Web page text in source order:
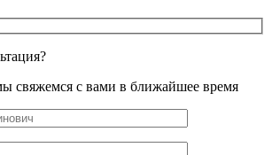
свяжемся с вами в ближайшее время